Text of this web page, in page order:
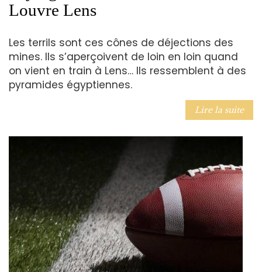
Louvre Lens
Les terrils sont ces cônes de déjections des
mines. Ils s’aperçoivent de loin en loin quand
on vient en train à Lens… Ils ressemblent à des
pyramides égyptiennes.
Lire la suite